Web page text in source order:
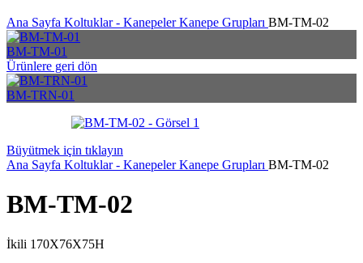
Ana Sayfa Koltuklar - KanepelerKanepe Grupları BM-TM-02
BM-TM-01
Ürünlere geri dön
BM-TRN-01
Büyütmek için tıklayın
Ana Sayfa Koltuklar - KanepelerKanepe Grupları BM-TM-02
BM-TM-02
İkili 170X76X75H